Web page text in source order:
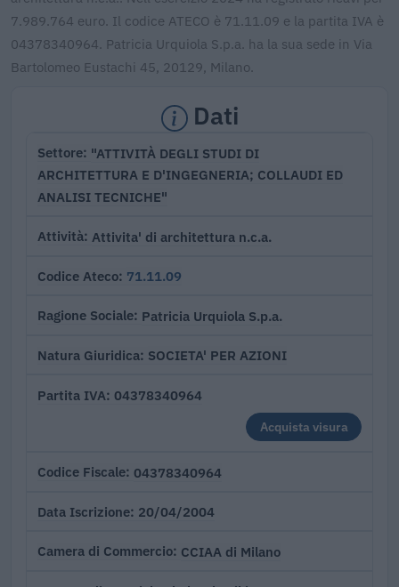
7.989.764 euro. Il codice ATECO è 71.11.09 e la partita IVA è
04378340964. Patricia Urquiola S.p.a. ha la sua sede in Via
Bartolomeo Eustachi 45, 20129, Milano.
Dati
Settore "ATTIVITÀ DEGLI STUDI DI
ARCHITETTURA E D'INGEGNERIA; COLLAUDI ED
ANALISI TECNICHE"
Attività Attivita' di architettura n.c.a.
Codice Ateco 71.11.09
Ragione Sociale Patricia Urquiola S.p.a.
Natura Giuridica SOCIETA' PER AZIONI
Partita IVA 04378340964
Acquista visura
Codice Fiscale 04378340964
Data Iscrizione 20/04/2004
Camera di Commercio CCIAA di Milano